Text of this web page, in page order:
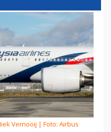
Vernooij | Foto: Airbus